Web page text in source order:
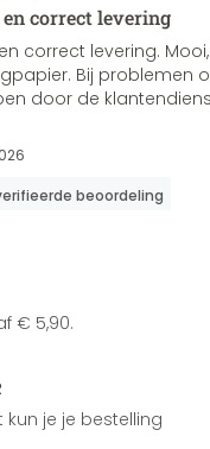
en correct levering
correct levering.
Bij problemen
door de
beoordeling
€ 5,90.
je je bestelling